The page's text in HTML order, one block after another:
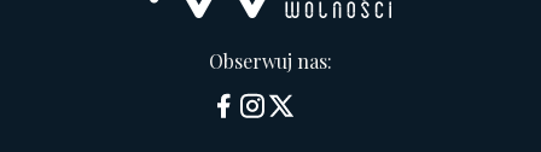
Obserwuj nas: